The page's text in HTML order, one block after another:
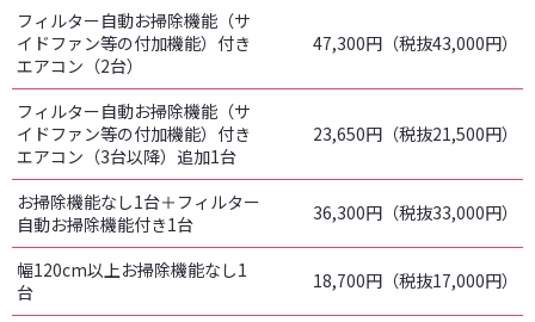
フィルター自動お掃除機能（サ
イドファン等の付加機能）付き
エアコン（2台）
47,300円（税抜43,000円）
フィルター自動お掃除機能（サ
イドファン等の付加機能）付き
エアコン（3台以降）追加1台
23,650円（税抜21,500円）
お掃除機能なし1台＋フィルター
自動お掃除機能付き1台
36,300円（税抜33,000円）
幅120cm以上お掃除機能なし1
台
18,700円（税抜17,000円）